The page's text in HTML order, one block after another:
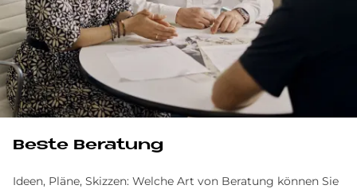
Be­ste Be­ra­tung
Ideen, Pläne, Skizzen: Welche Art von Beratung können Sie